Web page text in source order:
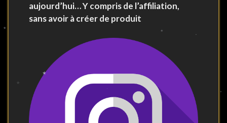
aujourd’hui… Y compris de l’affiliation,
sans avoir à créer de produit